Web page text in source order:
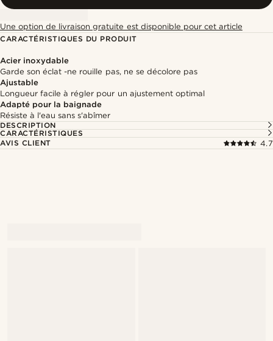
Une option de livraison gratuite est disponible pour cet article
CARACTÉRISTIQUES DU PRODUIT
Acier inoxydable
Garde son éclat -ne rouille pas, ne se décolore pas
Ajustable
Longueur facile à régler pour un ajustement optimal
Adapté pour la baignade
Résiste à l'eau sans s'abîmer
DESCRIPTION
CARACTÉRISTIQUES
AVIS CLIENT
4.7